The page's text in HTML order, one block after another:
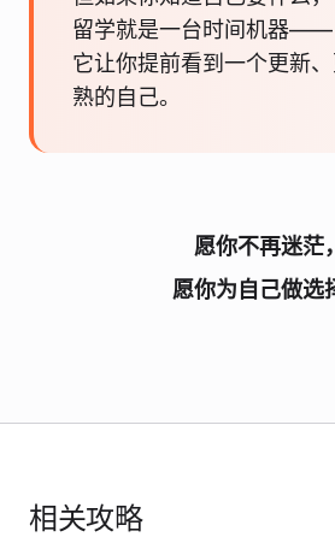
留学就是一台时间机器——
它让你提前看到一个更新
熟的自己。
愿你不再迷茫，
愿你为自己做选
相关攻略